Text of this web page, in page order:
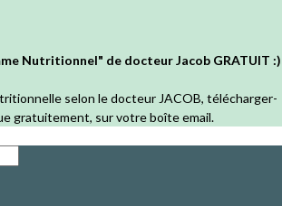
Nutritionnel" de docteur Jacob GRATUIT :)
selon le docteur JACOB, télécharger-
gratuitement, sur votre boîte email.